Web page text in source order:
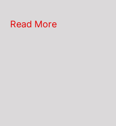
Read More